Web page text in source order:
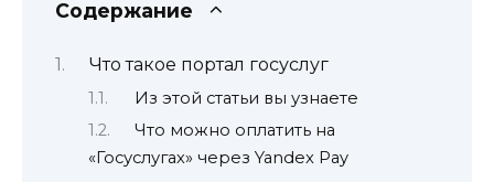
Содержание
Что такое портал госуслуг
Из этой статьи вы узнаете
Что можно оплатить на
«Госуслугах» через Yandex Pay